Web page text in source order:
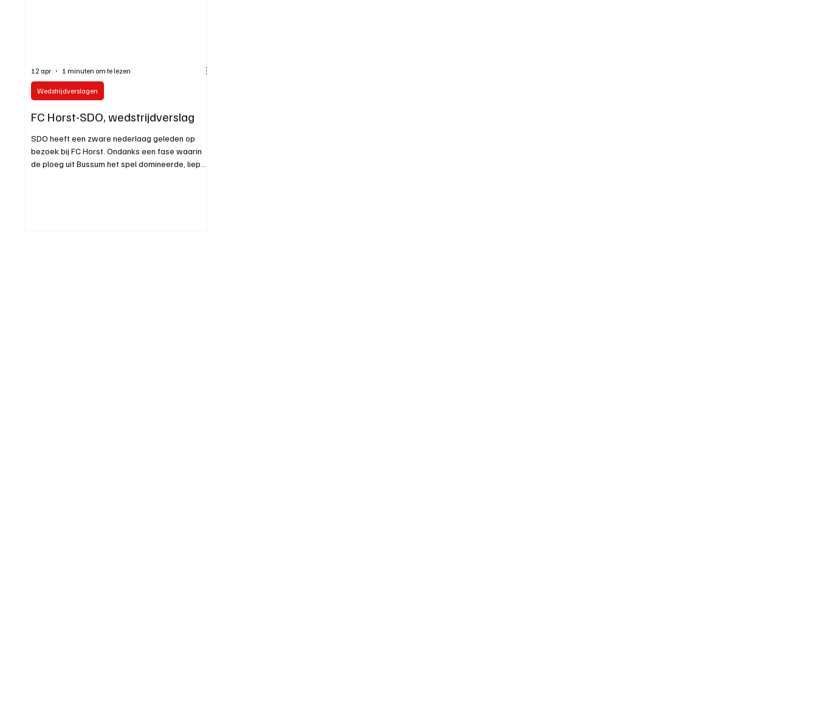
FC Horst-SDO, wedstrijdverslag
SDO heeft een zware nederlaag geleden op
bezoek bij FC Horst. Ondanks een fase waarin
de ploeg uit Bussum het spel domineerde, liep
Wedstrijdverslagen
12 apr 1 minuten om te lezen